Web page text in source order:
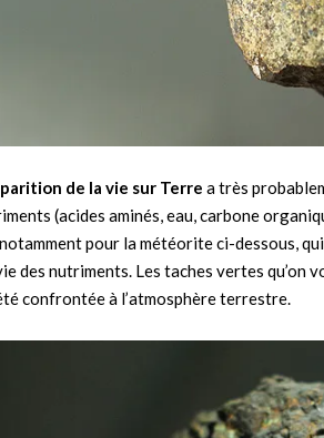
de la vie sur Terre a très
(acides aminés, eau, carbone
pour la météorite ci-dessous,
des nutriments. Les taches vertes
confrontée à l’atmosphère terrestre.